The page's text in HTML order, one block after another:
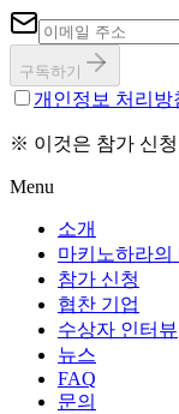
구독하기
개인정보 처리방
※ 이것은 참가 신
Menu
소개
마키노하라의
참가 신청
협찬 기업
수상자 인터뷰
뉴스
FAQ
문의